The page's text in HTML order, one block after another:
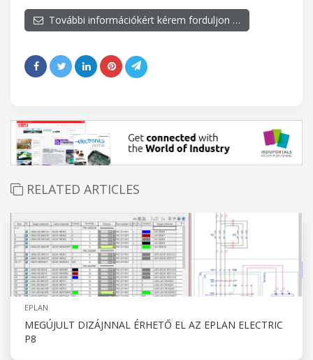
További információkért kérem forduljon …
RELATED ARTICLES
EPLAN
MEGÚJULT DIZÁJNNAL ÉRHETŐ EL AZ EPLAN ELECTRIC
P8